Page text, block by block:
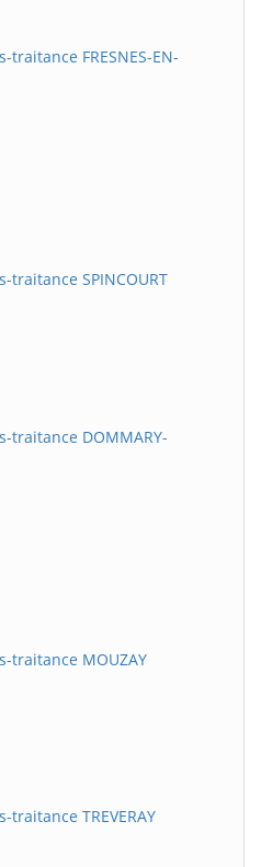
FRESNES-EN-
SPINCOURT
traitance DOMMARY-
traitance MOUZAY
TREVERAY